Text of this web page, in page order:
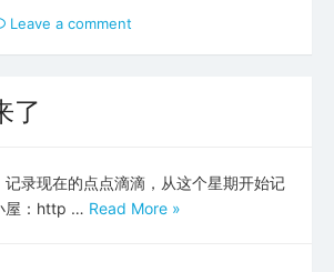
Leave a comment
了
录现在的点点滴滴，从这个星期开始记
屋：http … Read More »